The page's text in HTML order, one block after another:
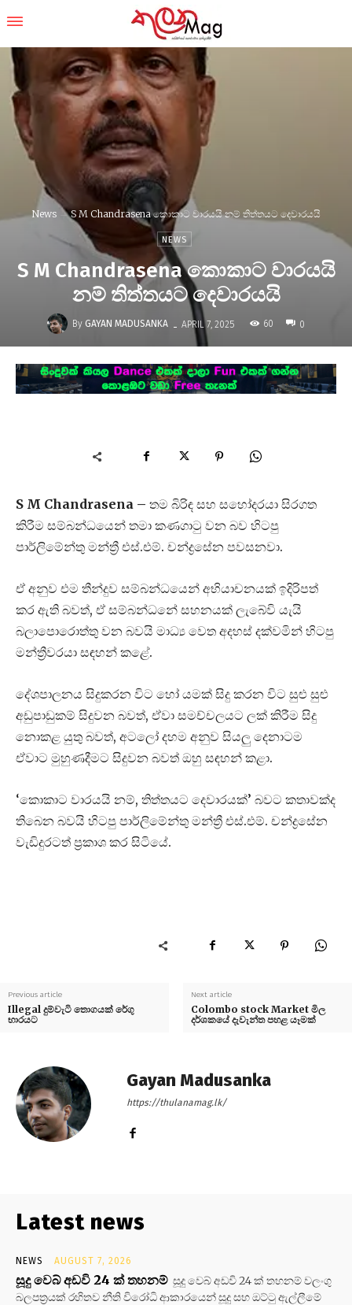
News S M Chandrasena කොකාට වාරයයි නම් තිත්තයට දෙවාරයයි
NEWS
S M Chandrasena කොකාට වාරයයි
නම් තිත්තයට දෙවාරයයි
By GAYAN MADUSANKA - APRIL 7, 2025 60 0
S M Chandrasena – තම බිරිඳ සහ සහෝදරයා සිරගත
කිරීම සම්බන්ධයෙන් තමා කණගාටු වන බව හිටපු
පාර්ලිමේන්තු මන්ත්‍රී එස්.එම්. චන්ද්‍රසේන පවසනවා.
ඒ අනුව එම තීන්දුව සම්බන්ධයෙන් අභියාචනයක් ඉදිරිපත්
කර ඇති බවත්, ඒ සම්බන්ධනේ සහනයක් ලැබේවි යැයි
බලාපොරොත්තු වන බවයි මාධ්‍ය වෙත අදහස් දක්වමින් හිටපු
මන්ත්‍රීවරයා සඳහන් කළේ.
දේශපාලනය සිදුකරන විට හෝ යමක් සිදු කරන විට සුළු සුළු
අඩුපාඩුකම් සිදුවන බවත්, ඒවා සමච්චලයට ලක් කිරීම සිදු
නොකළ යුතු බවත්, අටලෝ දහම අනුව සියලු දෙනාටම
ඒවාට මුහුණදීමට සිදුවන බවත් ඔහු සඳහන් කළා.
‘කොකාට වාරයයි නම්, තිත්තයට දෙවාරයක්’ බවට කතාවක්ද
තිබෙන බවයි හිටපු පාර්ලිමේන්තු මන්ත්‍රී එස්.එම්. චන්ද්‍රසේන
වැඩිදුරටත් ප්‍රකාශ කර සිටියේ.
Previous article
Illegal දුම්වැටි තොගයක් රේගු
භාරයට
Next article
Colombo stock Market මිල
දර්ශකයේ දැවැන්ත පහළ යෑමක්
Gayan Madusanka
https://thulanamag.lk/
Latest news
NEWS AUGUST 7, 2026
සූදු වෙබ් අඩවි 24 ක් තහනම් සූදු වෙබ් අඩවි 24 ක් තහනම් වලංගු
බලපත්‍රයක් රහිතව නීති විරෝධි ආකාරයෙන් සූදු සහ ඔට්ටු ඇල්ලීමේ